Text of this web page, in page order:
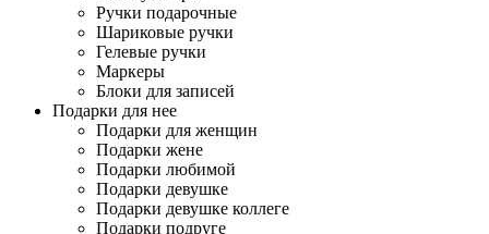
Ручки подарочные
Шариковые ручки
Гелевые ручки
Маркеры
Блоки для записей
Подарки для нее
Подарки для женщин
Подарки жене
Подарки любимой
Подарки девушке
Подарки девушке коллеге
Подарки подруге